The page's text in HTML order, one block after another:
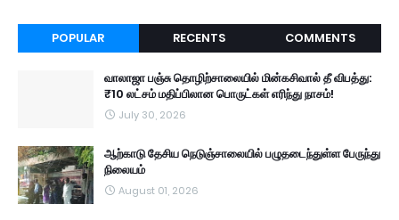
POPULAR RECENTS COMMENTS
வாலாஜா பஞ்சு தொழிற்சாலையில் மின்கசிவால் தீ விபத்து:
₹10 லட்சம் மதிப்பிலான பொருட்கள் எரிந்து நாசம்!
July 30, 2026
ஆற்காடு தேசிய நெடுஞ்சாலையில் பழுதடைந்துள்ள பேருந்து
நிலையம்
August 01, 2026